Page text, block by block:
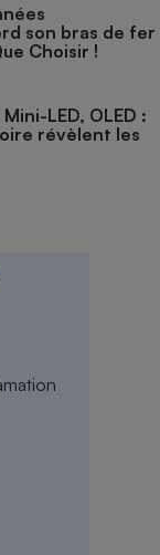
son bras de fer
Choisir !
LED, OLED :
révèlent les